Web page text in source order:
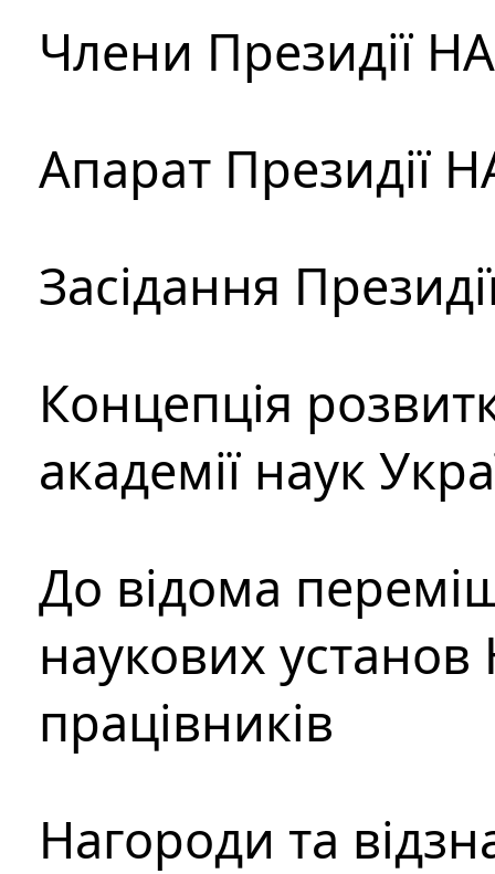
Члени Президії
Апарат Президії
Засідання
Концепція
академії наук
До відома
наукових установ
працівників
Нагороди та